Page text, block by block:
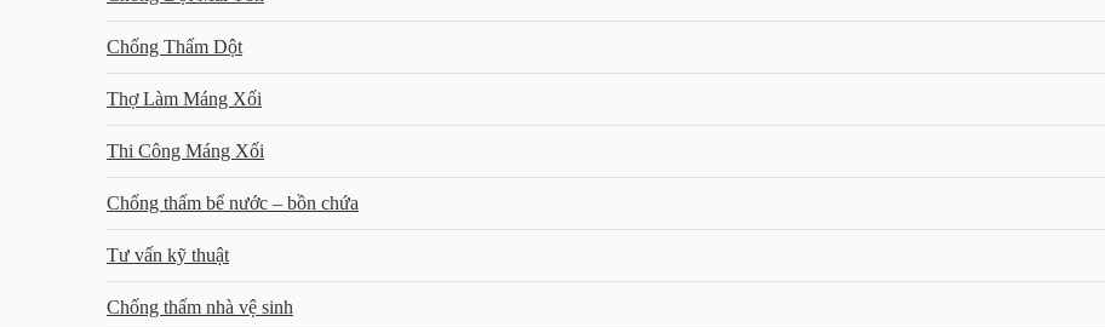
Chống Thấm Dột
Thợ Làm Máng Xối
Thi Công Máng Xối
Chống thấm bể nước – bồn chứa
Tư vấn kỹ thuật
Chống thấm nhà vệ sinh